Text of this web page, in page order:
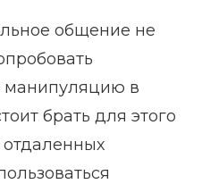
общение не
манипуляцию в
брать для этого